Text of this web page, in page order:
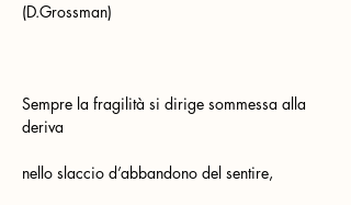
(D.Grossman)
Sempre la fragilità si dirige sommessa alla
deriva
nello slaccio d’abbandono del sentire,